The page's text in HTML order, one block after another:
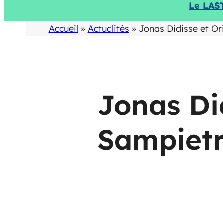
Le
Accueil » Actualités » Jonas Didisse et
Jonas